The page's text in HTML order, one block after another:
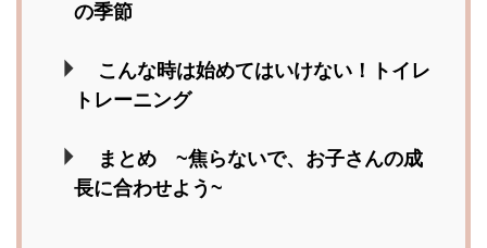
の季節
こんな時は始めてはいけない！トイレ
トレーニング
まとめ ~焦らないで、お子さんの成
長に合わせよう~